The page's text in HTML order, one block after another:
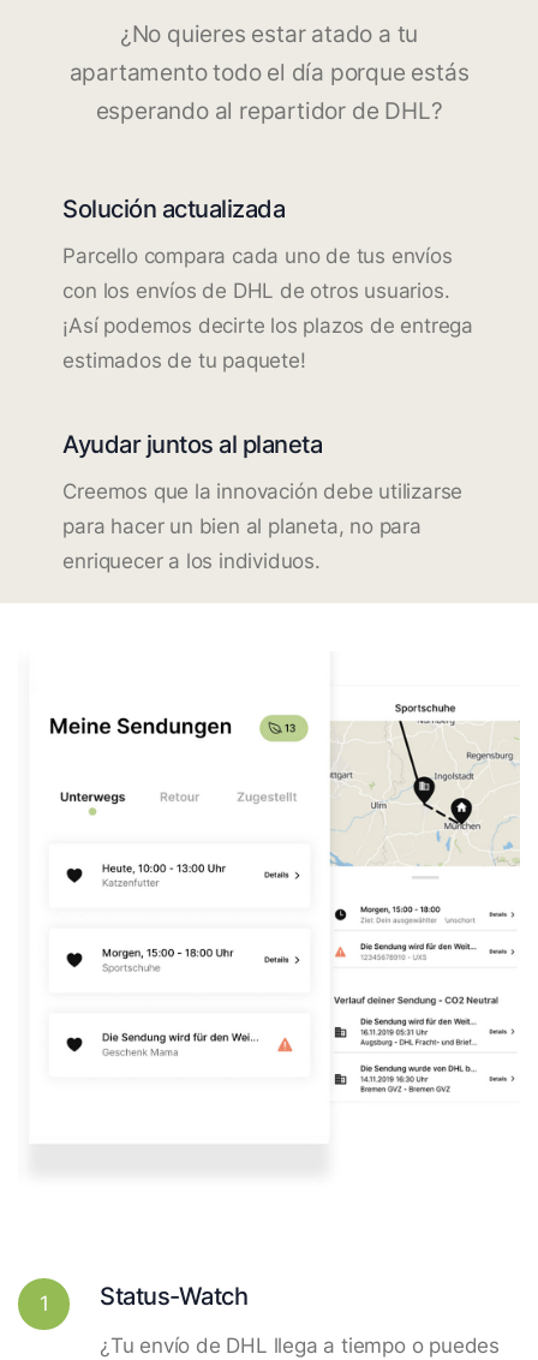
¿No quieres estar atado a tu
apartamento todo el día porque estás
esperando al repartidor de DHL?
Solución actualizada
Parcello compara cada uno de tus envíos
con los envíos de DHL de otros usuarios.
¡Así podemos decirte los plazos de entrega
estimados de tu paquete!
Ayudar juntos al planeta
Creemos que la innovación debe utilizarse
para hacer un bien al planeta, no para
enriquecer a los individuos.
1 Status-Watch
¿Tu envío de DHL llega a tiempo o puedes